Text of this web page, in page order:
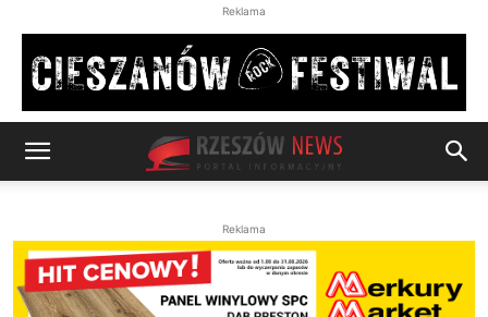
Reklama
Reklama